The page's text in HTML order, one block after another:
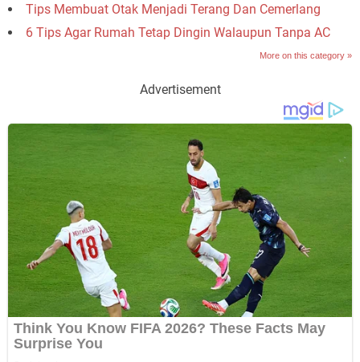
Tips Membuat Otak Menjadi Terang Dan Cemerlang
6 Tips Agar Rumah Tetap Dingin Walaupun Tanpa AC
More on this category »
Advertisement